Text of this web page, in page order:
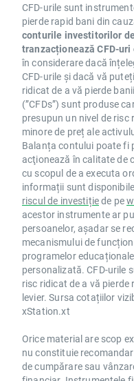
CFD-urile sunt
pierde rapid bani din
conturile investitorilor
tranzacționează CFD-
în considerare dacă
CFD-urile și dacă vă
ridicat de a vă pierde
(”CFDs”) sunt produse
presupun un nivel de
minore de preț ale
Balanța contului poate fi
acţionează în calitate de
cu scopul de a executa
informații sunt
riscul de investițiede pe
acestor instrumente ar
persoanelor, așadar se
mecanismului de
programelor
personalizată. CFD-urile
risc ridicat de a vă
levier. Sursa cotațiilor
xStation.xt
Orice material are scop
nu constituie
de cumpărare sau